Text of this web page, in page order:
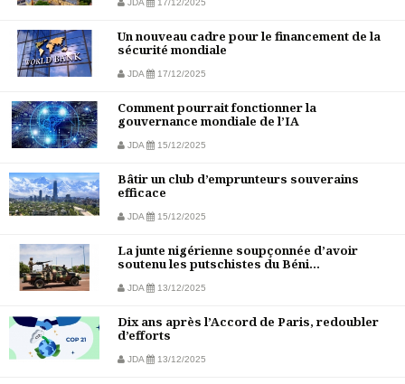
JDA 17/12/2025
Un nouveau cadre pour le financement de la
sécurité mondiale
JDA 17/12/2025
Comment pourrait fonctionner la
gouvernance mondiale de l’IA
JDA 15/12/2025
Bâtir un club d’emprunteurs souverains
efficace
JDA 15/12/2025
La junte nigérienne soupçonnée d’avoir
soutenu les putschistes du Béni...
JDA 13/12/2025
Dix ans après l’Accord de Paris, redoubler
d’efforts
JDA 13/12/2025